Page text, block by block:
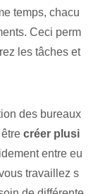
temps, chacu
Ceci perm
les tâches et
des bureaux
créer plusi
entre eu
travaillez s